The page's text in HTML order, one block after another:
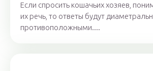
Если спросить кошачьих хозяев,
их речь, то ответы будут
противоположными....